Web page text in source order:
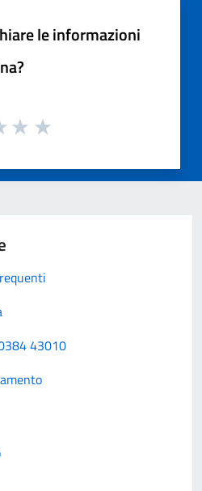
le informazioni
43010